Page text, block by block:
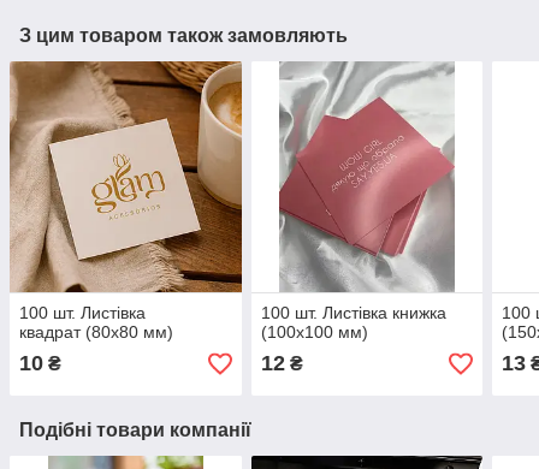
З цим товаром також замовляють
100 шт. Листівка
квадрат (80х80 мм)
10 ₴
100 шт. Листівка книжка
(100х100 мм)
12₴
100
13
Подібні товари компанії